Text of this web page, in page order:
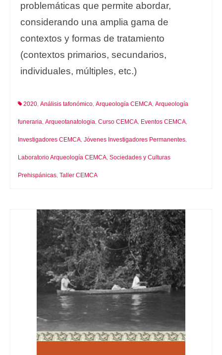
problemáticas que permite abordar,
considerando una amplia gama de
contextos y formas de tratamiento
(contextos primarios, secundarios,
individuales, múltiples, etc.)
2020, Análisis tafonómico, Arqueología CEMCA, Arqueología
funeraria, Arqueotanatologia, Curso CEMCA, Eventos CEMCA,
Investigadores CEMCA, Jóvenes Investigadores Permanentes,
Laboratorio Arqueología CEMCA, Sociedades y Culturas
Prehispánicas, Taller CEMCA